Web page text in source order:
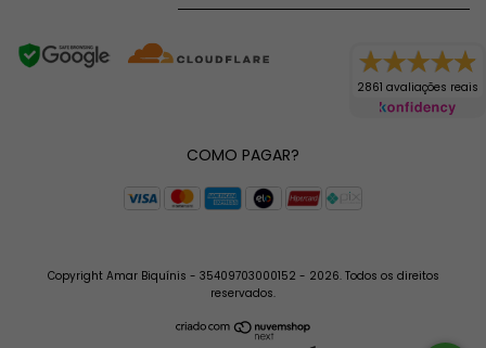
2861 avaliações reais
COMO PAGAR?
Copyright Amar Biquínis - 35409703000152 - 2026. Todos os direitos
reservados.